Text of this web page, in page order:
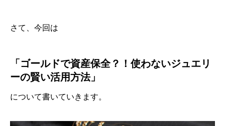
さて、今回は
「ゴールドで資産保全？！使わないジュエリ
ーの賢い活用方法」
について書いていきます。